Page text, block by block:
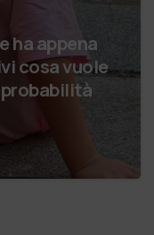
ha appena
cosa vuole